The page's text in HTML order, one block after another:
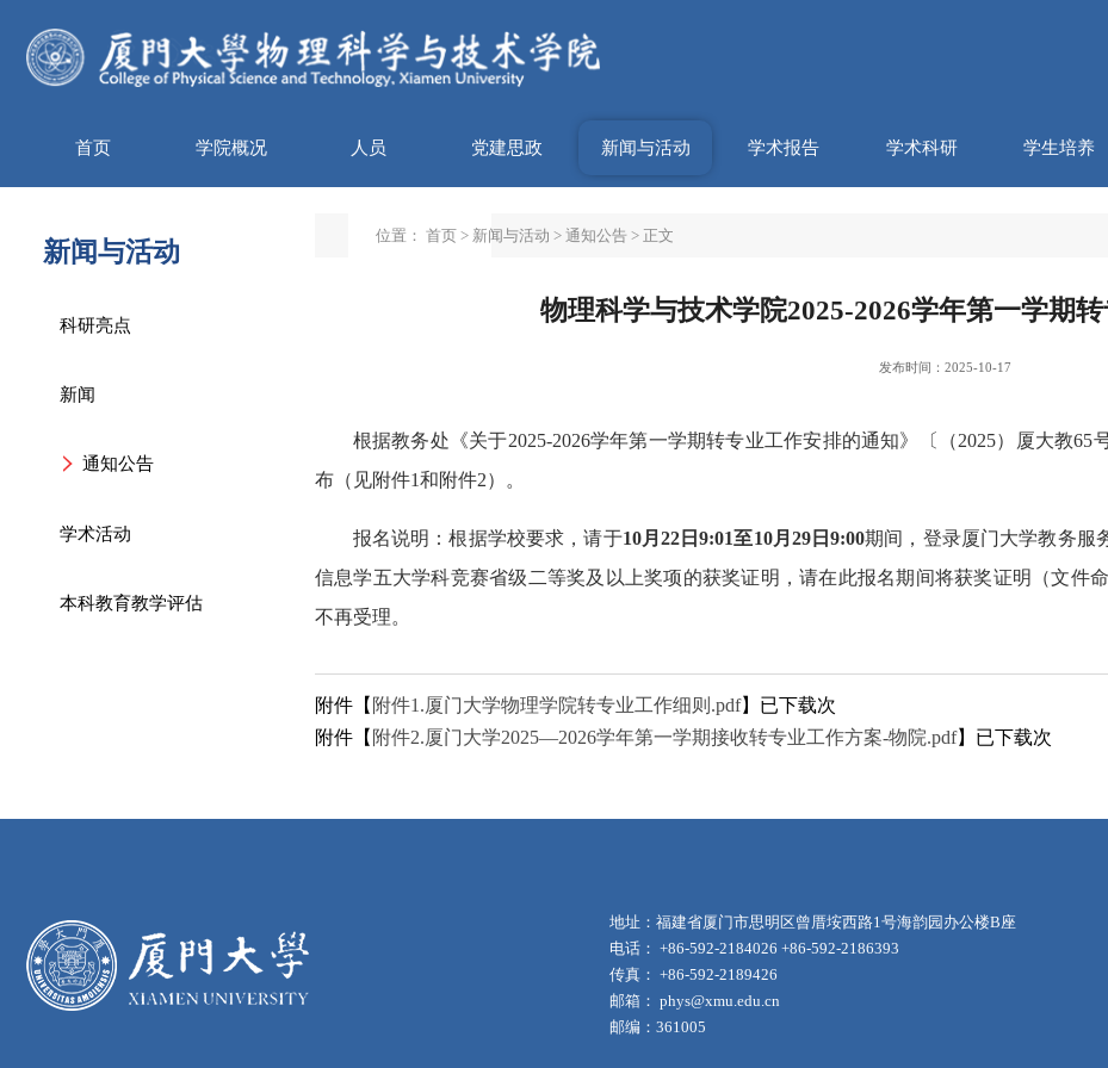
首页 学院概况 人员 党建思政 新闻与活动 学术报告 学术科研 学生培养
新闻与活动
科研亮点
新闻
通知公告
学术活动
本科教育教学评估
位置： 首页> 新闻与活动 > 通知公告> 正文
物理科学与技术学院2025-2026学年第一学期
发布时间：2025-10-17
根据教务处《关于2025-2026学年第一学期转专业工作安排的通知》〔（2025）厦大教
布（见附件1和附件2）。
报名说明：根据学校要求，请于10月22日9:01至10月29日9:00期间，登录厦门大学教务服
信息学五大学科竞赛省级二等奖及以上奖项的获奖证明，请在此报名期间将获奖证明（文件命
不再受理。
附件【 附件1.厦门大学物理学院转专业工作细则.pdf】已下载次
附件【 附件2.厦门大学2025—2026学年第一学期接收转专业工作方案-物院.pdf】已下载次
地址：福建省厦门市思明区曾厝垵西路1号海韵园办公楼B座
电话： +86-592-2184026 +86-592-2186393
传真： +86-592-2189426
邮箱： phys@xmu.edu.cn
邮编：361005